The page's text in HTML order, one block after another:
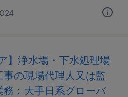
】浄水場・下水処理場
の現場代理人又は監
：大手日系グローバ